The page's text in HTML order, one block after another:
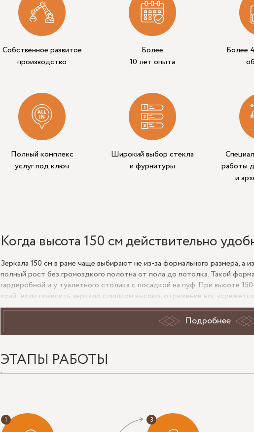
Собственное развитое
производство
Более
10 лет опыта
Более
Полный комплекс
услуг под ключ
Широкий выбор стекла
и фурнитуры
работы
и
Когда высота 150 см действительно
Зеркала 150 см в раме чаще выбирают не из-за формального размера, а
полный рост без громоздкого полотна от пола до потолка. Такой
гардеробной и у туалетного столика с посадкой на пуф. При высоте
край: если повесить зеркало слишком высоко, отражение ног
визуально утяжелять стену.
Для узких помещений рама играет не только декоративную, но и
изделие визуально завершённым и помогает связать зеркало с
более выраженный профиль, тёплый металл, древесную фактуру или
Материал стены. Для гипсокартона, пеноблока и пустотелого
Подробнее
ЭТАПЫ РАБОТЫ